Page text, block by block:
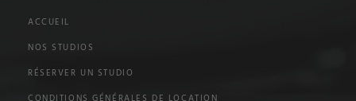
ACCUEIL
NOS STUDIOS
RÉSERVER UN STUDIO